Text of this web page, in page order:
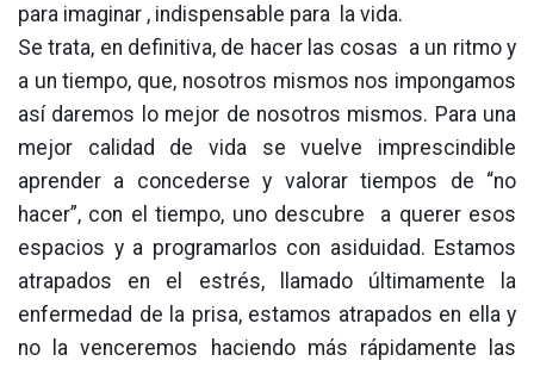
para imaginar , indispensable para la vida.
Se trata, en definitiva, de hacer las cosas a un ritmo y
a un tiempo, que, nosotros mismos nos impongamos
así daremos lo mejor de nosotros mismos. Para una
mejor calidad de vida se vuelve imprescindible
aprender a concederse y valorar tiempos de “no
hacer”, con el tiempo, uno descubre a querer esos
espacios y a programarlos con asiduidad. Estamos
atrapados en el estrés, llamado últimamente la
enfermedad de la prisa, estamos atrapados en ella y
no la venceremos haciendo más rápidamente las